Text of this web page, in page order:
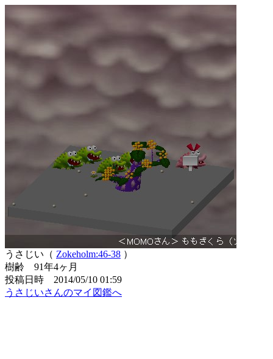
うさじい（ Zokeholm:46-38 ）
樹齢 91年4ヶ月
投稿日時 2014/05/10 01:59
うさじいさんのマイ図鑑へ